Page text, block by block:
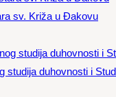
sv. Križa u Đakovu
studija duhovnosti i